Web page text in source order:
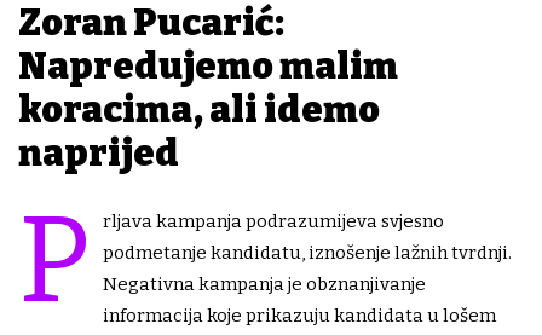
Zoran Pucarić:
Napredujemo malim
koracima, ali idemo
naprijed
P
rljava kampanja podrazumijeva svjesno
podmetanje kandidatu, iznošenje lažnih tvrdnji.
Negativna kampanja je obznanjivanje
informacija koje prikazuju kandidata u lošem